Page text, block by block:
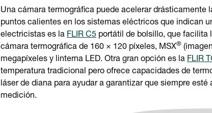
Una cámara termográfica puede acelerar
puntos calientes en los sistemas eléctricos que indican
electricistas es la FLIR C5 portátil de bolsillo, que facilita
cámara termográfica de 160 × 120 píxeles, MSX®
megapíxeles y linterna LED. Otra gran opción es la FLIR
temperatura tradicional pero ofrece capacidades de
láser de diana para ayudar a garantizar que siempre
medición.